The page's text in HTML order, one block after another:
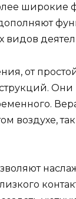
широкие
видов
от
Они
воздухе,